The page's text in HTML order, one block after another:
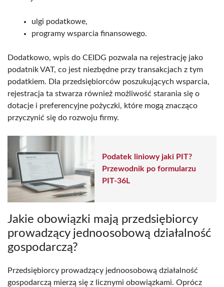
ulgi podatkowe,
programy wsparcia finansowego.
Dodatkowo, wpis do CEIDG pozwala na rejestrację jako
podatnik VAT, co jest niezbędne przy transakcjach z tym
podatkiem. Dla przedsiębiorców poszukujących wsparcia,
rejestracja ta stwarza również możliwość starania się o
dotacje i preferencyjne pożyczki, które mogą znacząco
przyczynić się do rozwoju firmy.
Podatek liniowy jaki PIT?
Przewodnik po formularzu
PIT-36L
Jakie obowiązki mają przedsiębiorcy
prowadzący jednoosobową działalność
gospodarczą?
Przedsiębiorcy prowadzący jednoosobową działalność
gospodarczą mierzą się z licznymi obowiązkami. Oprócz